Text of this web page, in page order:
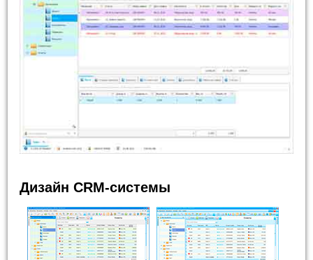
Дизайн CRM-системы